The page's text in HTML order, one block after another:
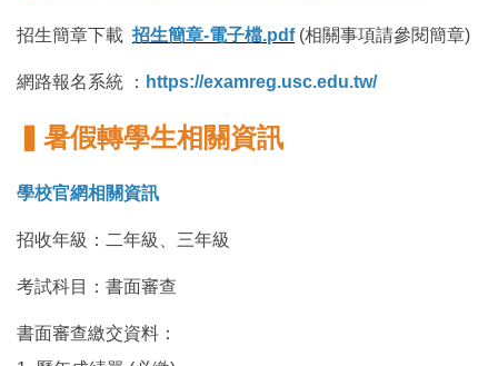
招生簡章下載 招生簡章-電子檔.pdf (相關事項請參閱簡章)
網路報名系統 ： https://examreg.usc.edu.tw/
▍暑假轉學生相關資訊
學校官網相關資訊
招收年級：二年級、三年級
考試科目：書面審查
書面審查繳交資料：